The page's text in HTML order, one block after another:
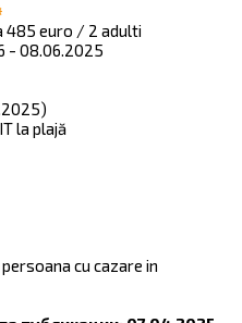
485 euro / 2 adulti
- 08.06.2025
la plajă
cu cazare in